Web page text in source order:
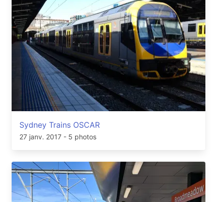
Sydney Trains OSCAR
27 janv. 2017 - 5 photos